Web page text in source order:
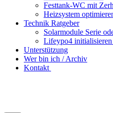
Festtank-WC mit
Heizsystem
Technik Ratgeber
Solarmodule Serie
Lifeypo4
Unterstützung
Wer bin ich / Archiv
Kontakt